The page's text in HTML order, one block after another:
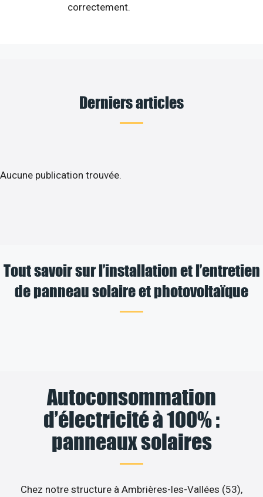
correctement.
Derniers articles
Aucune publication trouvée.
Tout savoir sur l’installation et l’entretien
de panneau solaire et photovoltaïque
Autoconsommation
d’électricité à 100% :
panneaux solaires
Chez notre structure à Ambrières-les-Vallées (53),